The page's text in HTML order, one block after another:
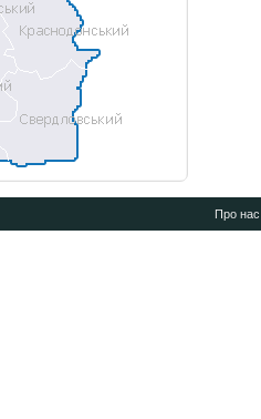
Про нас